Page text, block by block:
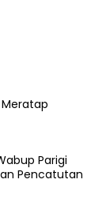
Parigi
Pencatutan